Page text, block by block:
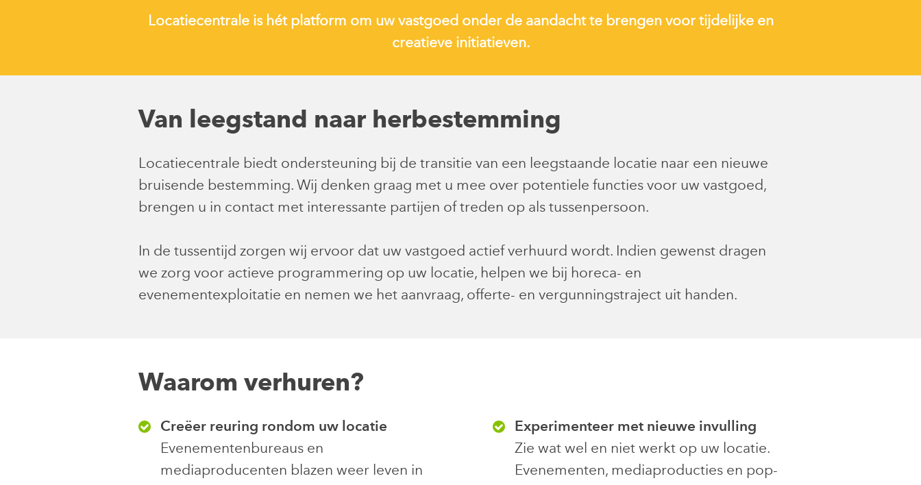
Locatiecentrale is hét platform om uw vastgoed onder de aandacht te brengen voor tijdelijke en
creatieve initiatieven.
Van leegstand naar herbestemming
Locatiecentrale biedt ondersteuning bij de transitie van een leegstaande locatie naar een nieuwe
bruisende bestemming. Wij denken graag met u mee over potentiele functies voor uw vastgoed,
brengen u in contact met interessante partijen of treden op als tussenpersoon.
In de tussentijd zorgen wij ervoor dat uw vastgoed actief verhuurd wordt. Indien gewenst dragen
we zorg voor actieve programmering op uw locatie, helpen we bij horeca- en
evenementexploitatie en nemen we het aanvraag, offerte- en vergunningstraject uit handen.
Waarom verhuren?
Creëer reuring rondom uw locatie
Evenementenbureaus en
mediaproducenten blazen weer leven in
Experimenteer met nieuwe invulling
Zie wat wel en niet werkt op uw locatie.
Evenementen, mediaproducties en pop-